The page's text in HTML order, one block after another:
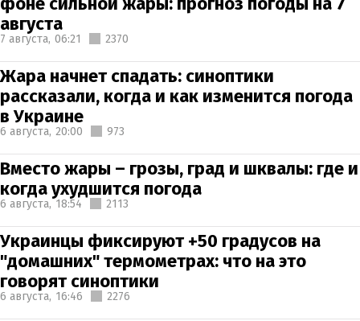
августа
7 августа, 06:21 2370
Жара начнет спадать: синоптики
рассказали, когда и как изменится погода
в Украине
6 августа, 20:00 973
Вместо жары – грозы, град и шквалы: где и
когда ухудшится погода
6 августа, 18:54 2113
Украинцы фиксируют +50 градусов на
"домашних" термометрах: что на это
говорят синоптики
6 августа, 16:46 2276